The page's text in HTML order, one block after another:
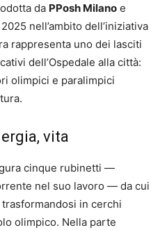
da PPosh Milano e
nell’ambito dell’iniziativa
rappresenta uno dei lasciti
dell’Ospedale alla città:
olimpici e paralimpici
vita
cinque rubinetti —
nel suo lavoro — da cui
in cerchi
olimpico. Nella parte